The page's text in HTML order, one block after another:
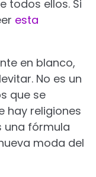
todos ellos. Si
esta
en blanco,
No es un
que se
hay religiones
una fórmula
moda del